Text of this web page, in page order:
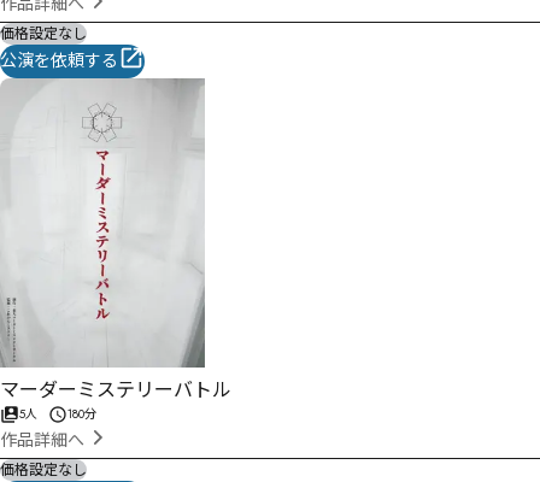
価格設定なし
公演を依頼する
マーダーミステリーバトル
5人 180分
作品詳細へ
価格設定なし